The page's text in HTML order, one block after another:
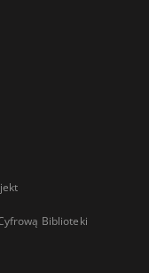
Biblioteki